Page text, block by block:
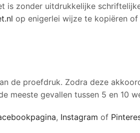
is zonder uitdrukkelijke
op enigerlei wijze te kopiëren of
de proefdruk. Zodra deze
meeste gevallen tussen 5 en 10
, Instagram of